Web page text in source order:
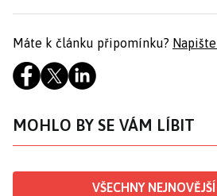
Máte k článku připomínku?
MOHLO BY SE VÁM LÍBIT
VŠECHNY